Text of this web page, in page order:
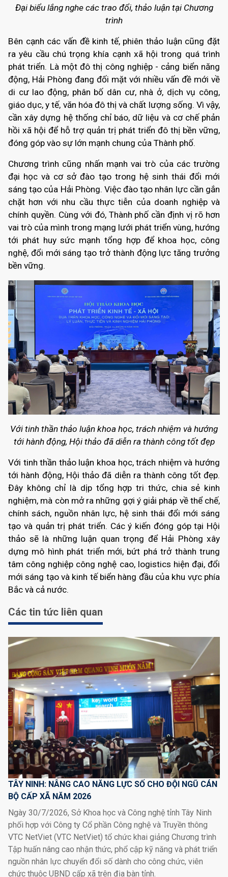
Đại biểu lắng nghe các trao đổi, thảo luận tại Chương
trình
Bên cạnh các vấn đề kinh tế, phiên thảo luận cũng đặt
ra yêu cầu chú trọng khía cạnh xã hội trong quá trình
phát triển. Là một đô thị công nghiệp - cảng biển năng
động, Hải Phòng đang đối mặt với nhiều vấn đề mới về
di cư lao động, phân bố dân cư, nhà ở, dịch vụ công,
giáo dục, y tế, văn hóa đô thị và chất lượng sống. Vì vậy,
cần xây dựng hệ thống chỉ báo, dữ liệu và cơ chế phản
hồi xã hội để hỗ trợ quản trị phát triển đô thị bền vững,
đóng góp vào sự lớn mạnh chung của Thành phố.
Chương trình cũng nhấn mạnh vai trò của các trường
đại học và cơ sở đào tạo trong hệ sinh thái đổi mới
sáng tạo của Hải Phòng. Việc đào tạo nhân lực cần gắn
chặt hơn với nhu cầu thực tiễn của doanh nghiệp và
chính quyền. Cùng với đó, Thành phố cần định vị rõ hơn
vai trò của mình trong mạng lưới phát triển vùng, hướng
tới phát huy sức mạnh tổng hợp để khoa học, công
nghệ, đổi mới sáng tạo trở thành động lực tăng trưởng
bền vững.
Với tinh thần thảo luận khoa học, trách nhiệm và hướng
tới hành động, Hội thảo đã diễn ra thành công tốt đẹp
Với tinh thần thảo luận khoa học, trách nhiệm và hướng
tới hành động, Hội thảo đã diễn ra thành công tốt đẹp.
Đây không chỉ là dịp tổng hợp tri thức, chia sẻ kinh
nghiệm, mà còn mở ra những gợi ý giải pháp về thể chế,
chính sách, nguồn nhân lực, hệ sinh thái đổi mới sáng
tạo và quản trị phát triển. Các ý kiến đóng góp tại Hội
thảo sẽ là những luận quan trọng để Hải Phòng xây
dựng mô hình phát triển mới, bứt phá trở thành trung
tâm công nghiệp công nghệ cao, logistics hiện đại, đổi
mới sáng tạo và kinh tế biển hàng đầu của khu vực phía
Bắc và cả nước.
Các tin tức liên quan
TÂY NINH: NÂNG CAO NĂNG LỰC SỐ CHO ĐỘI NGŨ CÁN
BỘ CẤP XÃ NĂM 2026
Ngày 30/7/2026, Sở Khoa học và Công nghệ tỉnh Tây Ninh
phối hợp với Công ty Cổ phần Công nghệ và Truyền thông
VTC NetViet (VTC NetViet) tổ chức khai giảng Chương trình
Tập huấn nâng cao nhận thức, phổ cập kỹ năng và phát triển
nguồn nhân lực chuyển đổi số dành cho công chức, viên
chức thuộc UBND cấp xã trên địa bàn tỉnh.